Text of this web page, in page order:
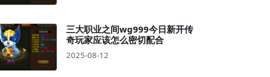
三大职业之间wg999今日新开传
奇玩家应该怎么密切配合
2025-08-12